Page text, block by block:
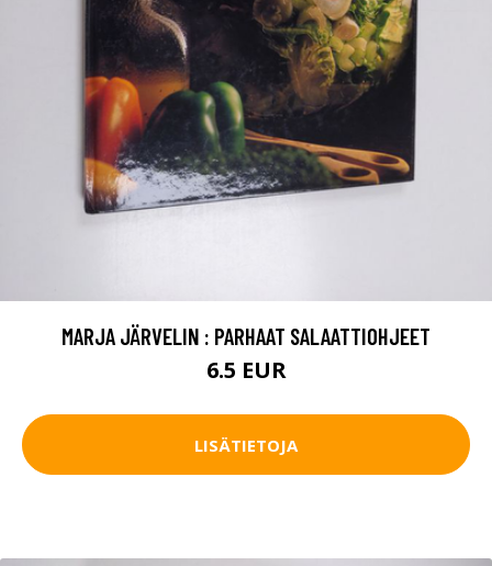
MARJA JÄRVELIN : PARHAAT SALAATTIOHJEET
6.5 EUR
LISÄTIETOJA